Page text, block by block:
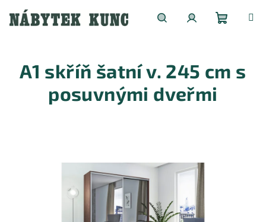
obsah
košík
A1 skříň šatní v. 245 cm s
posuvnými dveřmi